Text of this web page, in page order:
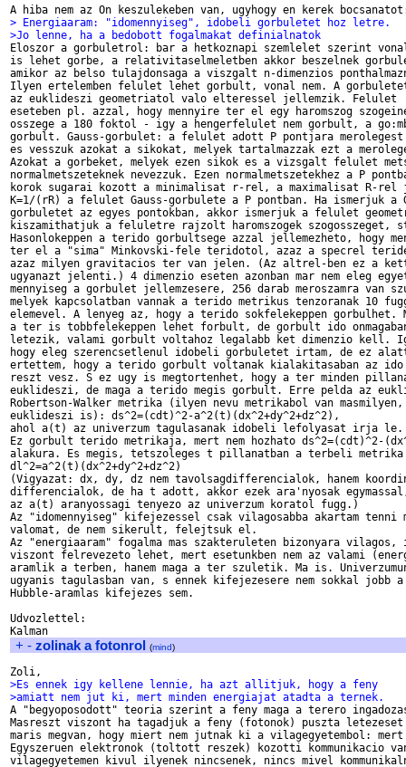
> Energiaaram: "idomennyiseg", idobeli gorbuletet hoz letre.
>Jo lenne, ha a bedobott fogalmakat definialnatok
Eloszor a gorbuletrol: bar a hetkoznapi szemlelet szerint
is lehet gorbe, a relativitaselmeletben akkor beszelnek
amikor az belso tulajdonsaga a viszgalt n-dimenzios
Ilyen ertelemben felulet lehet gorbult, vonal nem. A
az euklideszi geometriatol valo elteressel jellemzik. Felulet
eseteben pl. azzal, hogy mennyire ter el egy haromszog
osszege a 180 foktol - igy a hengerfelulet nem gorbult, a
gorbult. Gauss-gorbulet: a felulet adott P pontjara
es vesszuk azokat a sikokat, melyek tartalmazzak ezt a
Azokat a gorbeket, melyek ezen sikok es a vizsgalt felulet
normalmetszeteknek nevezzuk. Ezen normalmetszetekhez a P
korok sugarai kozott a minimalisat r-rel, a maximalisat R-rel
K=1/(rR) a felulet Gauss-gorbulete a P pontban. Ha ismerjuk a
gorbuletet az egyes pontokban, akkor ismerjuk a felulet
kiszamithatjuk a feluletre rajzolt haromszogek szogosszeget,
Hasonlokeppen a terido gorbultsege azzal jellemezheto, hogy
ter el a "sima" Minkovski-fele teridotol, azaz a specrel
azaz milyen gravitacios ter van jelen. (Az altrel-ben ez a
ugyanazt jelenti.) 4 dimenzio eseten azonban mar nem eleg
mennyiseg a gorbulet jellemzesere, 256 darab meroszamra van
melyek kapcsolatban vannak a terido metrikus tenzoranak 10
elemevel. A lenyeg az, hogy a terido sokfelekeppen gorbulhet.
a ter is tobbfelekeppen lehet forbult, de gorbult ido onmagaban
letezik, valami gorbult voltahoz legalabb ket dimenzio kell.
hogy eleg szerencsetlenul idobeli gorbuletet irtam, de ez
ertettem, hogy a terido gorbult voltanak kialakitasaban az
reszt vesz. S ez ugy is megtortenhet, hogy a ter minden
euklideszi, de maga a terido megis gorbult. Erre pelda az
Robertson-Walker metrika (ilyen nevu metrikabol van masmilyen,
euklideszi is): ds^2=(cdt)^2-a^2(t)(dx^2+dy^2+dz^2),
ahol a(t) az univerzum tagulasanak idobeli lefolyasat irja le.
Ez gorbult terido metrikaja, mert nem hozhato ds^2=(cdt)^2-
alakura. Es megis, tetszoleges t pillanatban a terbeli
dl^2=a^2(t)(dx^2+dy^2+dz^2)
(Vigyazat: dx, dy, dz nem tavolsagdifferencialok, hanem
differencialok, de ha t adott, akkor ezek ara'nyosak
az a(t) aranyossagi tenyezo az univerzum koratol fugg.)
Az "idomennyiseg" kifejezessel csak vilagosabba akartam tenni
valomat, de nem sikerult, felejtsuk el.
Az "energiaaram" fogalma mas szakteruleten bizonyara
viszont felrevezeto lehet, mert esetunkben nem az valami
aramlik a terben, hanem maga a ter szuletik. Ma is.
ugyanis tagulasban van, s ennek kifejezesere nem sokkal jobb a
Hubble-aramlas kifejezes sem.
Udvozlettel:
+ - zolinak a fotonrol (mind)
>Es ennek igy kellene lennie, ha azt allitjuk, hogy a feny
>amiatt nem jut ki, mert minden energiajat atadta a ternek.
A "begyoposodott" teoria szerint a feny maga a terero
Masreszt viszont ha tagadjuk a feny (fotonok) puszta
maris megvan, hogy miert nem jutnak ki a vilagegyetembol:
Egyszeruen elektronok (toltott reszek) kozotti kommunikacio
vilagegyetemen kivul ilyenek nincsenek, nincs mivel